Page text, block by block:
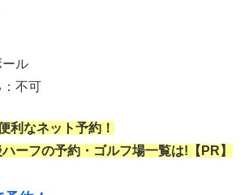
ル
不可
利なネット予約！
ーフの予約・ゴルフ場一覧は!【PR】